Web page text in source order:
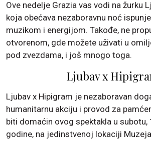
Ove nedelje Grazia vas vodi na žurku
koja obećava nezaboravnu noć
muzikom i energijom. Takođe, ne
otvorenom, gde možete uživati u
pod zvezdama, i još mnogo toga.
Ljubav x
Ljubav x Hipigram je nezaboravan
humanitarnu akciju i provod za
biti domaćin ovog spektakla u subotu,
godine, na jedinstvenoj lokaciji